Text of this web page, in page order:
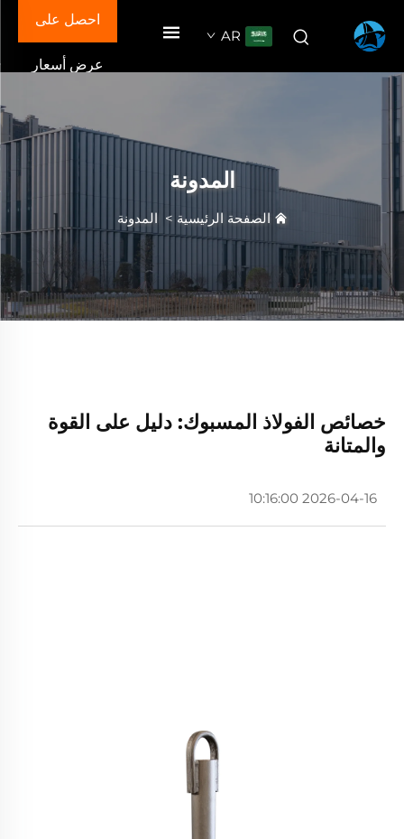
AR
احصل على
عرض أسعار
المدونة
الصفحة الرئيسية > المدونة
خصائص الفولاذ المسبوك: دليل على القوة
والمتانة
2026-04-16 10:16:00